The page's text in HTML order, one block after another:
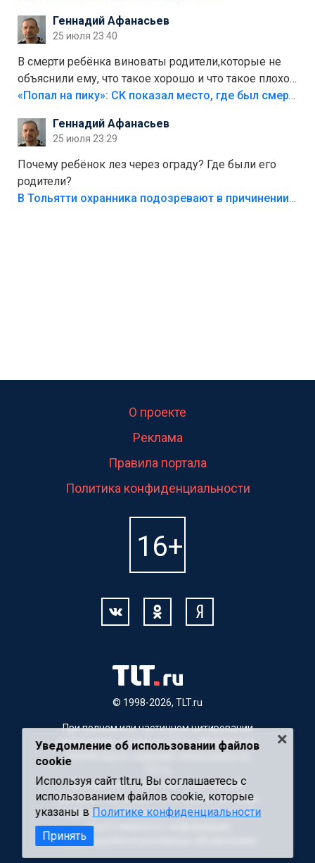
Геннадий Афанасьев
25 июля 23:40
В смерти ребёнка виноваты родители,которые не
объяснили ему, что такое хорошо и что такое плохо!
Лезть через такой забор,верх безумия,есть же
свою судьбу.
«Попал на пику»: СК показал место, где был смертельно травмирован ребенок в Тольятти
Геннадий Афанасьев
25 июля 23:29
Почему ребёнок лез через ограду? Где были его
родители?
В Тольятти охранника подозревают в причинении смерти ребенку
© 1998-2026, TLT.ru
О проекте
Реклама
Правила портала
Политика конфиденциальности
При полном или частичном цитировании
материалов, ссылка на TLT.ru обязательна.
Для Интернет-изданий гиперссылка на
Материалы с пометкой "Партнерский
материал" публикуются на правах рекламы.
Редакция сайта не несет ответственности
за достоверность информации,
содержащейся в рекламных объявлениях
Уведомление об использовании файлов
cookie
Используя сайт tlt.ru, Вы соглашаетесь с
использованием файлов cookie, которые
указаны в Политике конфиденциальности
Принять